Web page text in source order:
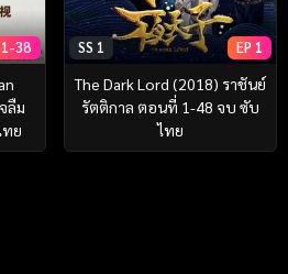
1-38
ลืม
ย
SS 1 EP 1
The Dark Lord (2018) ราชันย์
รัตติกาล ตอนที่ 1-48 จบ ซับ
ไทย